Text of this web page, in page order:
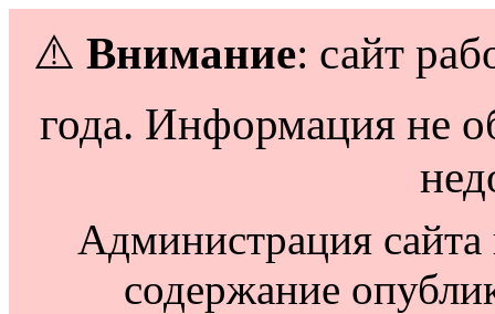
⚠️ Внимание: сайт
года. Информация не
Администрация сайта
содержание